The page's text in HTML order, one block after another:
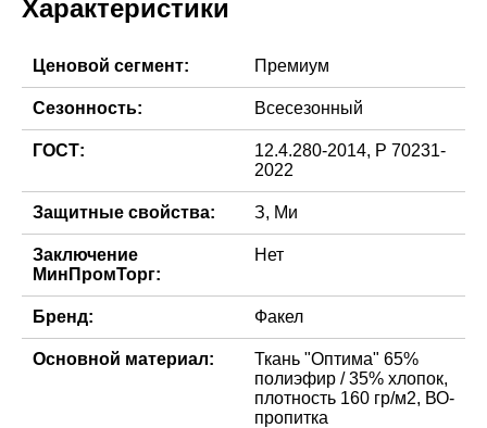
Характеристики
Ценовой сегмент: Премиум
Сезонность: Всесезонный
ГОСТ:
12.4.280-2014, Р 70231-
2022
Защитные свойства: З, Ми
Заключение
МинПромТорг:
Нет
Бренд: Факел
Основной материал:
Ткань "Оптима" 65%
полиэфир / 35% хлопок,
плотность 160 гр/м2, ВО-
пропитка